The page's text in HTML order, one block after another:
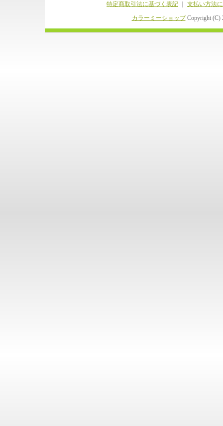
特定商取引法に基づく表記
支払い方法
カラーミーショップCopyright (C)